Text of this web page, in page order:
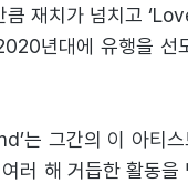
재치가 넘치고
년대에 유행을 선
는 그간의 이 아티
러 해 거듭한 활동을